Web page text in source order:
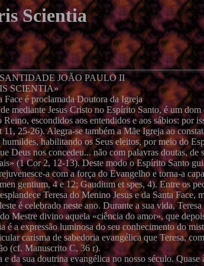
Scientia
JOÃO PAULO II
SCIENTIA»
Face é proclamada Doutora da Igreja
Jesus Cristo no Espírito Santo, é um dom
escondidos aos entendidos e aos sábios: por
25-26). Alegra-se também a Mãe Igreja ao
habilitando os Seus eleitos, por meio do
Deus nos concedeu... não com palavras doutas, de
(1 Cor 2, 12-13). Deste modo o Espírito Santo
a com a força do Evangelho e torna-a
gentium, 4 e 12; Gaudium et spes, 4). Entre os
Teresa do Menino Jesus e da Santa Face,
é celebrado neste ano. Durante a sua vida,
Mestre divino aquela «ciência do amor», que
a expressão luminosa do seu conhecimento do
carisma de sabedoria evangélica que Teresa,
(cf. Manuscrito C, 36 r).
da sua doutrina evangélica no nosso século. Quase